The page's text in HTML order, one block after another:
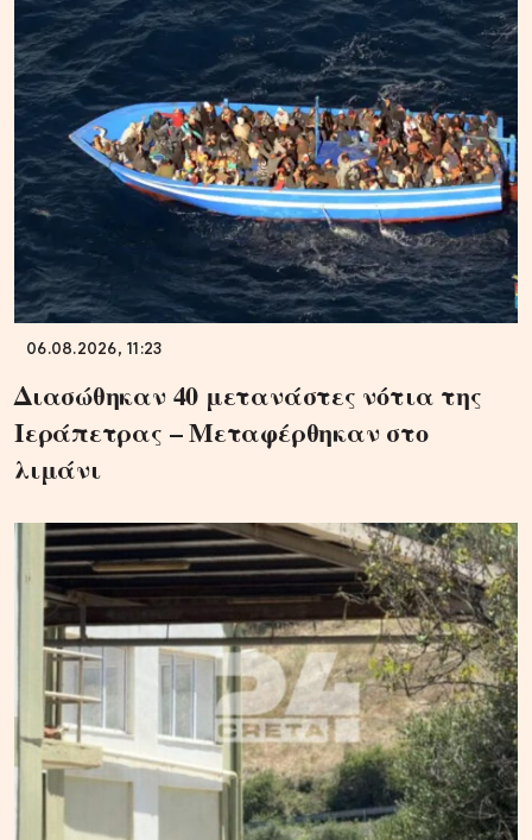
06.08.2026, 11:23
Διασώθηκαν 40 μετανάστες νότια της
Ιεράπετρας – Μεταφέρθηκαν στο
λιμάνι